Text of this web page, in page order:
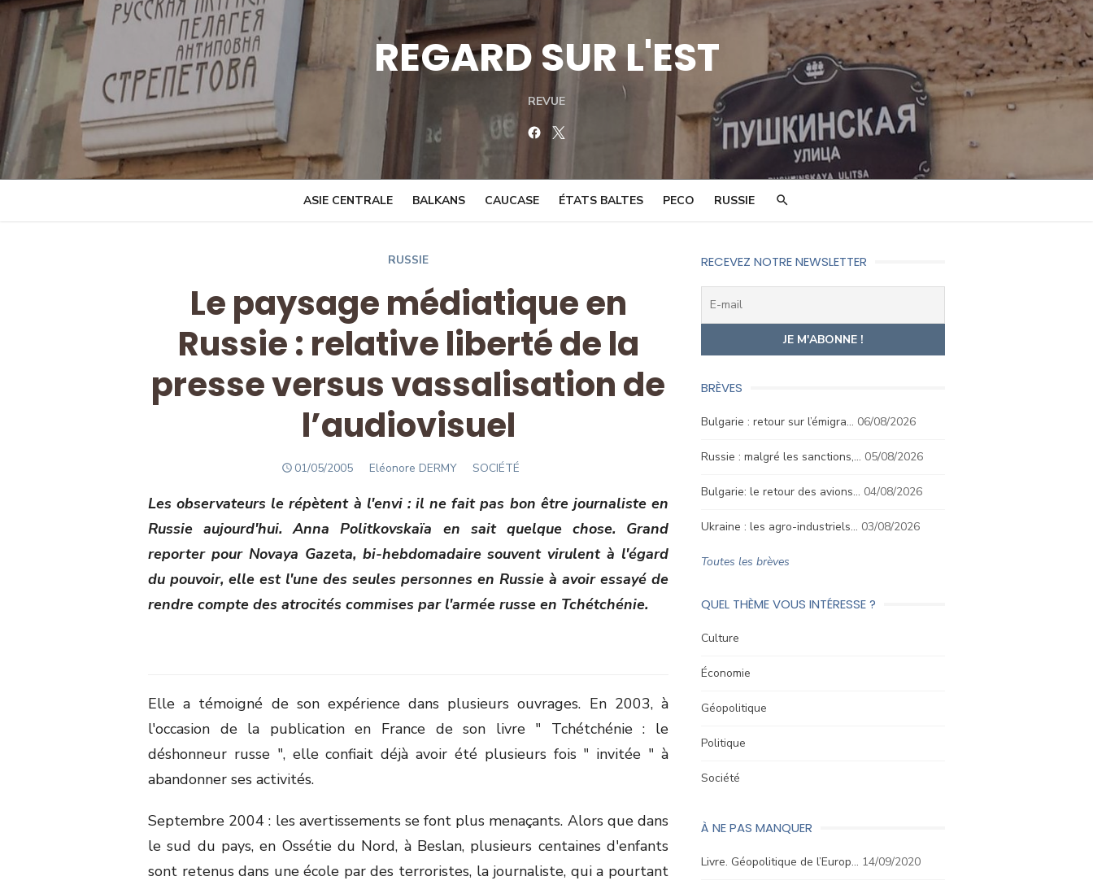
Skip
content
REGARD SUR L'EST
REVUE
Facebook
ASIE CENTRALE BALKANS CAUCASE ÉTATS BALTES PECO RUSSIE
RUSSIE
Le paysage médiatique en
Russie : relative liberté de la
presse versus vassalisation de
l’audiovisuel
POSTED
01/05/2005 Author
Eléonore DERMY SOCIÉTÉ
Les observateurs le répètent à l'envi : il ne fait pas bon être journaliste en
Russie aujourd'hui. Anna Politkovskaïa en sait quelque chose. Grand
reporter pour Novaya Gazeta, bi-hebdomadaire souvent virulent à l'égard
du pouvoir, elle est l'une des seules personnes en Russie à avoir essayé de
rendre compte des atrocités commises par l'armée russe en Tchétchénie.
Elle a témoigné de son expérience dans plusieurs ouvrages. En 2003, à
l'occasion de la publication en France de son livre " Tchétchénie : le
déshonneur russe ", elle confiait déjà avoir été plusieurs fois " invitée " à
abandonner ses activités.
Septembre 2004 : les avertissements se font plus menaçants. Alors que dans
le sud du pays, en Ossétie du Nord, à Beslan, plusieurs centaines d'enfants
sont retenus dans une école par des terroristes, la journaliste, qui a pourtant
RECEVEZ NOTRE NEWSLETTER
BRÈVES
Bulgarie : retour sur l’émigra… 06/08/2026
Russie : malgré les sanctions,… 05/08/2026
Bulgarie: le retour des avions… 04/08/2026
Ukraine : les agro-industriels… 03/08/2026
Toutes les brèves
QUEL THÈME VOUS INTÉRESSE ?
Culture
Économie
Géopolitique
Politique
Société
À NE PAS MANQUER
Livre. Géopolitique de l’Europ… 14/09/2020